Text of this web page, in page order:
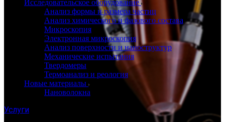
Исследовательское оборудование
Анализ формы и размера частиц
Анализ химического и фазового состава
Микроскопия
Электронная микроскопия
Анализ поверхности и наноструктур
Механические испытания
Твердомеры
Термоанализ и реология
Новые материалы
Нановолокна
Услуги